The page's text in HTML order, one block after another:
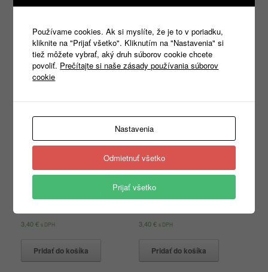
4WRK ARARAT
2,80€ s DPH
Výber možností
4WRK ATRIA S1 ESD
24,00€ s DPH
3,40€ s DPH
Pridať do košíka
3,40€ s DPH
Pridať do košíka
Používame cookies. Ak si myslíte, že je to v poriadku,
kliknite na "Prijať všetko". Kliknutím na "Nastavenia" si
tiež môžete vybrať, aký druh súborov cookie chcete
povoliť. Prečítajte si naše zásady používania súborov
cookie
Nastavenia
Odmietnuť všetko
Prijať všetko